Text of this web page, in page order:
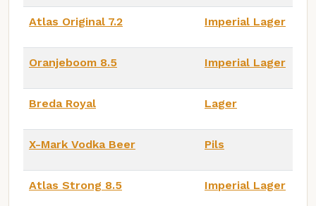
Atlas Original 7.2 Imperial Lager
Oranjeboom 8.5 Imperial Lager
Breda Royal Lager
X-Mark Vodka Beer Pils
Atlas Strong 8.5 Imperial Lager